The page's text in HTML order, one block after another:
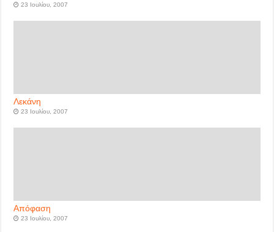
23 Ιουλίου, 2007
Λεκάνη
23 Ιουλίου, 2007
Απόφαση
23 Ιουλίου, 2007